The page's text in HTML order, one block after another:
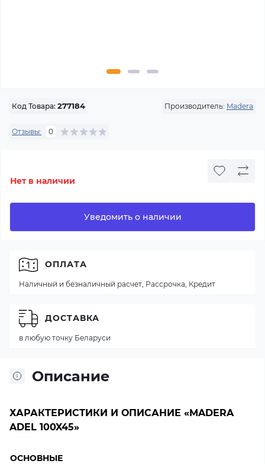
Код Товара: 277184 Производитель: Madera
Отзывы: 0
Нет в наличии
Уведомить о наличии
Описание
ХАРАКТЕРИСТИКИ И ОПИСАНИЕ «MADERA
ADEL 100X45»
ОСНОВНЫЕ
ОПЛАТА
Наличный и безналичный расчет, Рассрочка, Кредит
ДОСТАВКА
в любую точку Беларуси